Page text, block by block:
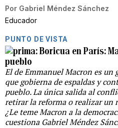
Por Gabriel Méndez Sánchez
Educador
PUNTO DE VISTA
Boricua en París:
pueblo
El de Emmanuel Macron es un
que gobierna de espaldas y
pueblo. La única salida al
retirar la reforma o realizar un
¿Le teme Macron a la
cuestiona Gabriel Méndez